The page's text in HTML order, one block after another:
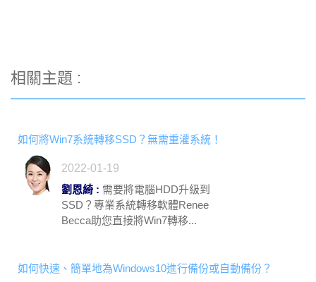
相關主題 :
如何將Win7系統轉移SSD？無需重灌系統！
2022-01-19
劉恩綺 : 需要將電腦HDD升級到
SSD？專業系統轉移軟體Renee
Becca助您直接將Win7轉移...
如何快速、簡單地為Windows10進行備份或自動備份？